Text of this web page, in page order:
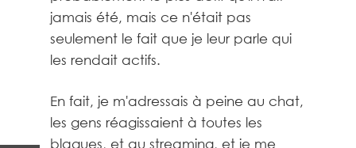
jamais été, mais ce n'était pas
seulement le fait que je leur parle qui
les rendait actifs.
En fait, je m'adressais à peine au chat,
les gens réagissaient à toutes les
blagues, et au streaming, et je me